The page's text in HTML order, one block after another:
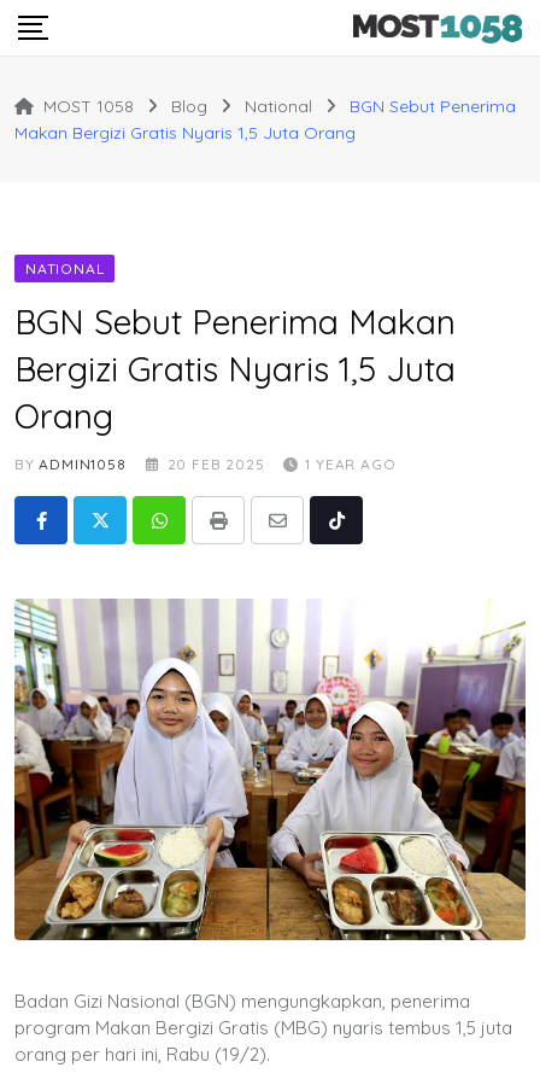
Skip
MOST 1058 Blog National
BGN Sebut Penerima
Makan Bergizi Gratis Nyaris 1,5 Juta Orang
NATIONAL
BGN Sebut Penerima Makan
Bergizi Gratis Nyaris 1,5 Juta
Orang
BYADMIN1058 20 FEB 2025 1 YEAR AGO
WhatsappPrint
Share
Tiktok
Badan Gizi Nasional (BGN) mengungkapkan, penerima
program Makan Bergizi Gratis (MBG) nyaris tembus 1,5 juta
orang per hari ini, Rabu (19/2).